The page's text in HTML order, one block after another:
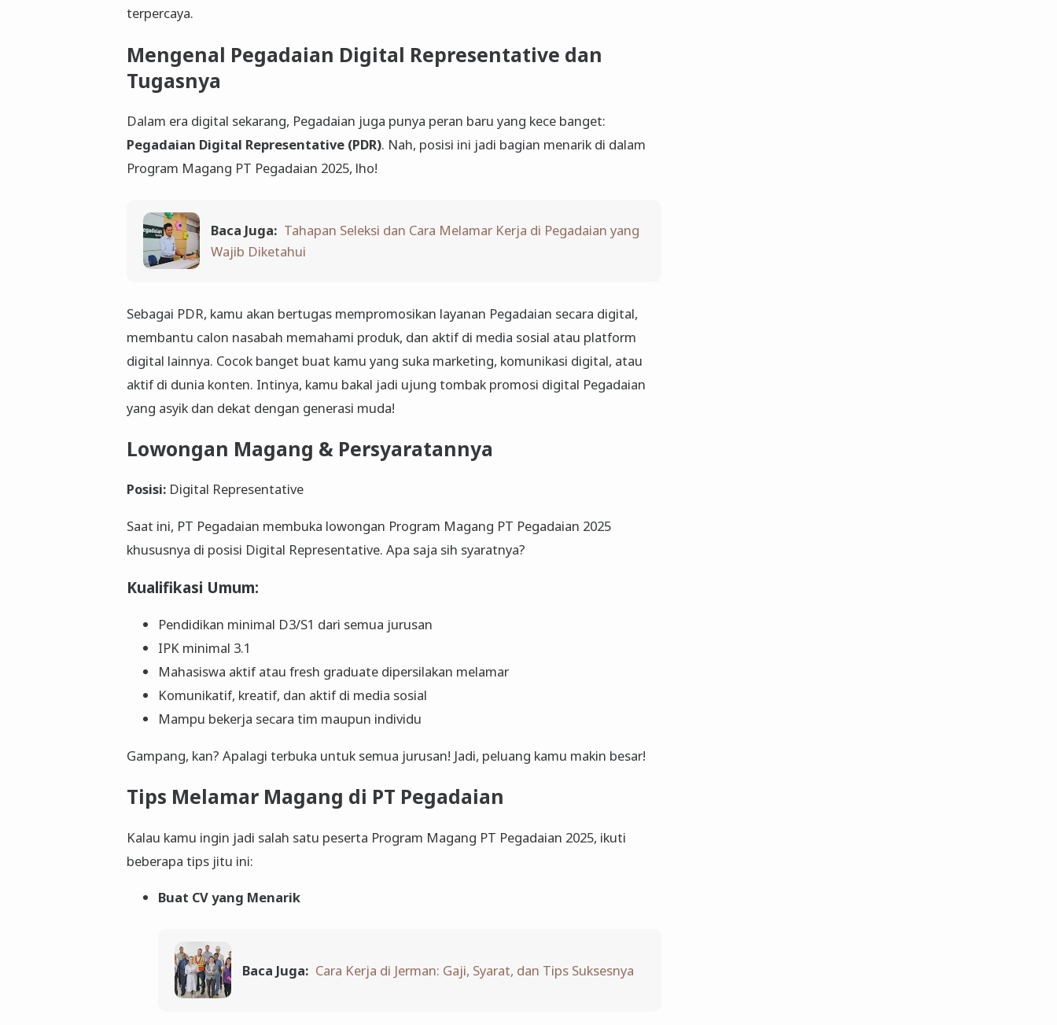
terpercaya.
Mengenal Pegadaian Digital Representative dan
Tugasnya
Dalam era digital sekarang, Pegadaian juga punya peran baru yang kece banget:
Pegadaian Digital Representative (PDR). Nah, posisi ini jadi bagian menarik di dalam
Program Magang PT Pegadaian 2025, lho!
Baca Juga: Tahapan Seleksi dan Cara Melamar Kerja di Pegadaian yang
Wajib Diketahui
Sebagai PDR, kamu akan bertugas mempromosikan layanan Pegadaian secara digital,
membantu calon nasabah memahami produk, dan aktif di media sosial atau platform
digital lainnya. Cocok banget buat kamu yang suka marketing, komunikasi digital, atau
aktif di dunia konten. Intinya, kamu bakal jadi ujung tombak promosi digital Pegadaian
yang asyik dan dekat dengan generasi muda!
Lowongan Magang & Persyaratannya
Posisi: Digital Representative
Saat ini, PT Pegadaian membuka lowongan Program Magang PT Pegadaian 2025
khususnya di posisi Digital Representative. Apa saja sih syaratnya?
Kualifikasi Umum:
Pendidikan minimal D3/S1 dari semua jurusan
IPK minimal 3.1
Mahasiswa aktif atau fresh graduate dipersilakan melamar
Komunikatif, kreatif, dan aktif di media sosial
Mampu bekerja secara tim maupun individu
Gampang, kan? Apalagi terbuka untuk semua jurusan! Jadi, peluang kamu makin besar!
Tips Melamar Magang di PT Pegadaian
Kalau kamu ingin jadi salah satu peserta Program Magang PT Pegadaian 2025, ikuti
beberapa tips jitu ini:
Buat CV yang Menarik
Baca Juga: Cara Kerja di Jerman: Gaji, Syarat, dan Tips Suksesnya